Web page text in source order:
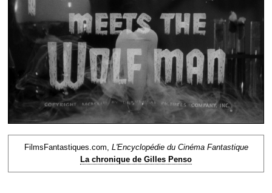
FilmsFantastiques.com, L'Encyclopédie du Cinéma Fantastique
La chronique de Gilles Penso